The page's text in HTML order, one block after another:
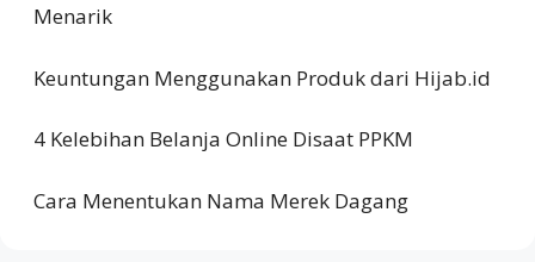
Menarik
Keuntungan Menggunakan Produk dari Hijab.id
4 Kelebihan Belanja Online Disaat PPKM
Cara Menentukan Nama Merek Dagang